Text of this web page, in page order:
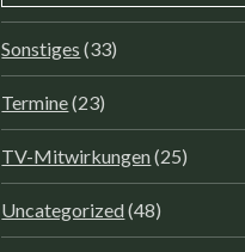
Sonstiges (33)
Termine(23)
TV-Mitwirkungen(25)
Uncategorized(48)